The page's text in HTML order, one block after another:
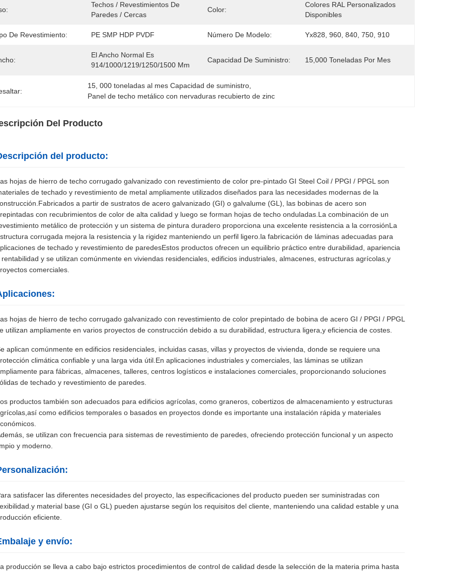
Techos / Revestimientos De
Paredes / Cercas
Color:
Colores RAL Personalizados
Disponibles
De Revestimiento: PE SMP HDP PVDF Número De Modelo: Yx828, 960, 840, 750, 910
El Ancho Normal Es
914/1000/1219/1250/1500 Mm
Capacidad De Suministro: 15,000 Toneladas Por Mes
15 , 000 toneladas al mes Capacidad de suministro
Panel de techo metálico con nervaduras recubierto de zinc
Del Producto
del producto:
hojas de hierro de techo corrugado galvanizado con revestimiento de color pre-pintado GI Steel Coil / PPGI / PPGL son
de techado y revestimiento de metal ampliamente utilizados diseñados para las necesidades modernas de la
a partir de sustratos de acero galvanizado (GI) o galvalume (GL), las bobinas de acero son
con recubrimientos de color de alta calidad y luego se forman hojas de techo onduladas.La combinación de un
metálico de protección y un sistema de pintura duradero proporciona una excelente resistencia a la corrosiónLa
corrugada mejora la resistencia y la rigidez manteniendo un perfil ligero.la fabricación de láminas adecuadas para
de techado y revestimiento de paredesEstos productos ofrecen un equilibrio práctico entre durabilidad, apariencia
rentabilidad y se utilizan comúnmente en viviendas residenciales, edificios industriales, almacenes, estructuras agrícolas,y
comerciales.
hojas de hierro de techo corrugado galvanizado con revestimiento de color prepintado de bobina de acero GI / PPGI / PPGL
utilizan ampliamente en varios proyectos de construcción debido a su durabilidad, estructura ligera,y eficiencia de costes.
aplican comúnmente en edificios residenciales, incluidas casas, villas y proyectos de vivienda, donde se requiere una
climática confiable y una larga vida útil.En aplicaciones industriales y comerciales, las láminas se utilizan
para fábricas, almacenes, talleres, centros logísticos e instalaciones comerciales, proporcionando soluciones
de techado y revestimiento de paredes.
productos también son adecuados para edificios agrícolas, como graneros, cobertizos de almacenamiento y estructuras
como edificios temporales o basados en proyectos donde es importante una instalación rápida y materiales
se utilizan con frecuencia para sistemas de revestimiento de paredes, ofreciendo protección funcional y un aspecto
y moderno.
satisfacer las diferentes necesidades del proyecto, las especificaciones del producto pueden ser suministradas con
material base (GI o GL) pueden ajustarse según los requisitos del cliente, manteniendo una calidad estable y una
eficiente.
y envío:
producción se lleva a cabo bajo estrictos procedimientos de control de calidad desde la selección de la materia prima hasta